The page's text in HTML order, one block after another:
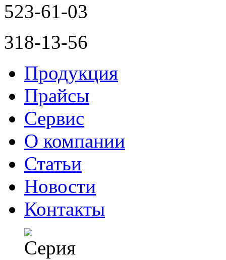
523-61-03
318-13-56
Продукция
Прайсы
Сервис
О компании
Статьи
Новости
Контакты